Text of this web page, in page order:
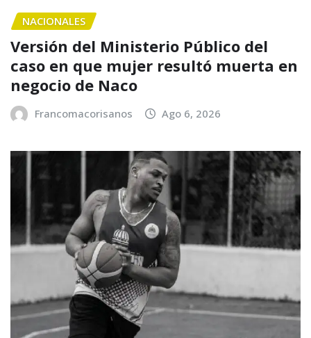
NACIONALES
Versión del Ministerio Público del
caso en que mujer resultó muerta en
negocio de Naco
Francomacorisanos Ago 6, 2026